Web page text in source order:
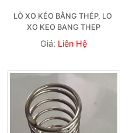
LÒ XO KÉO BẰNG THÉP, LO
XO KEO BANG THEP
Giá: Liên Hệ